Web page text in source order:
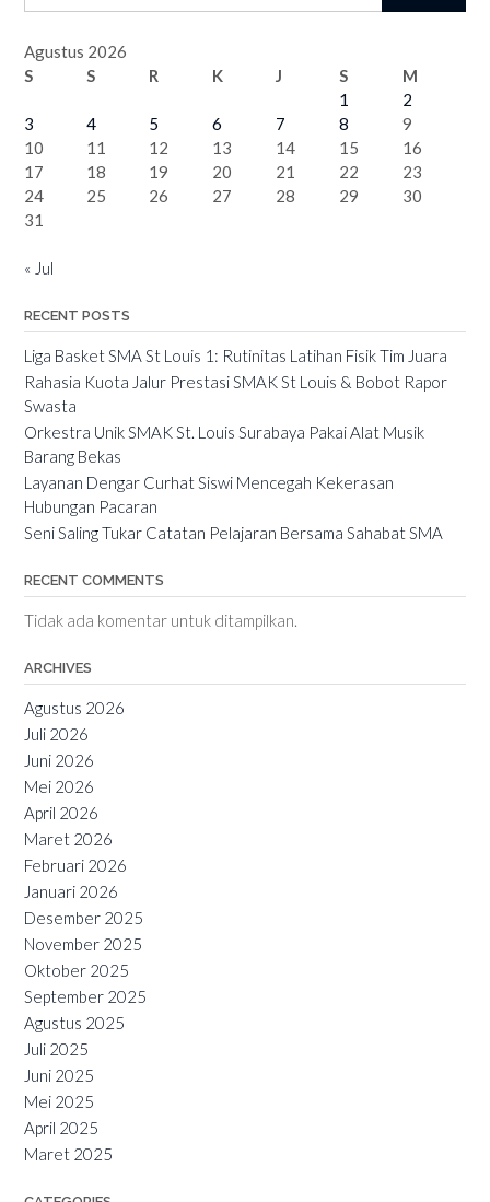
Agustus 2026
S
S R K J S
M
1
2
3
4 5 6 7 8
9
10
11 12 13 14 15
16
17
18 19 20 21 22
23
24
25 26 27 28 29
30
31
« Jul
RECENT POSTS
Liga Basket SMA St Louis 1: Rutinitas Latihan Fisik Tim Juara
Rahasia Kuota Jalur Prestasi SMAK St Louis & Bobot Rapor
Swasta
Orkestra Unik SMAK St. Louis Surabaya Pakai Alat Musik
Barang Bekas
Layanan Dengar Curhat Siswi Mencegah Kekerasan
Hubungan Pacaran
Seni Saling Tukar Catatan Pelajaran Bersama Sahabat SMA
RECENT COMMENTS
Tidak ada komentar untuk ditampilkan.
ARCHIVES
Agustus 2026
Juli 2026
Juni 2026
Mei 2026
April 2026
Maret 2026
Februari 2026
Januari 2026
Desember 2025
November 2025
Oktober 2025
September 2025
Agustus 2025
Juli 2025
Juni 2025
Mei 2025
April 2025
Maret 2025